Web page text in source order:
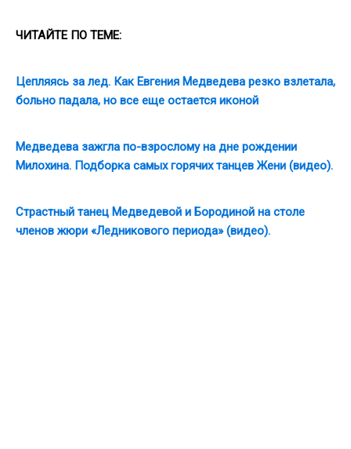
ЧИТАЙТЕ ПО ТЕМЕ:
Цепляясь за лед. Как Евгения Медведева резко взлетала,
больно падала, но все еще остается иконой
Медведева зажгла по-взрослому на дне рождении
Милохина. Подборка самых горячих танцев Жени (видео).
Страстный танец Медведевой и Бородиной на столе
членов жюри «Ледникового периода» (видео).